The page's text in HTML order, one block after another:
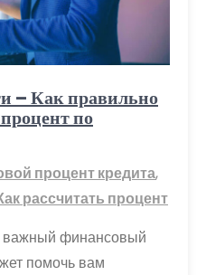
– Как правильно
по
процент кредита,
рассчитать процент
важный финансовый
помочь вам